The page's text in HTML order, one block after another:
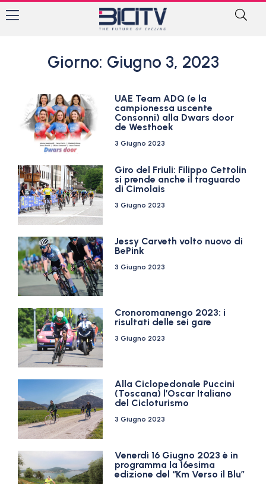
Giorno: Giugno 3, 2023
UAE Team ADQ (e la
campionessa uscente
Consonni) alla Dwars door
de Westhoek
3 Giugno 2023
Giro del Friuli: Filippo Cettolin
si prende anche il traguardo
di Cimolais
3 Giugno 2023
Jessy Carveth volto nuovo di
BePink
3 Giugno 2023
Cronoromanengo 2023: i
risultati delle sei gare
3 Giugno 2023
Alla Ciclopedonale Puccini
(Toscana) l’Oscar Italiano
del Cicloturismo
3 Giugno 2023
Venerdì 16 Giugno 2023 è in
programma la 16esima
edizione del “Km Verso il Blu”